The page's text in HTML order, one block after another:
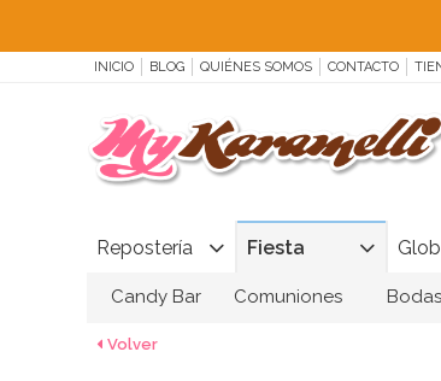
INICIO BLOG QUIÉNES SOMOS CONTACTO
Repostería Fiesta
Candy Bar Comuniones Bodas
Volver